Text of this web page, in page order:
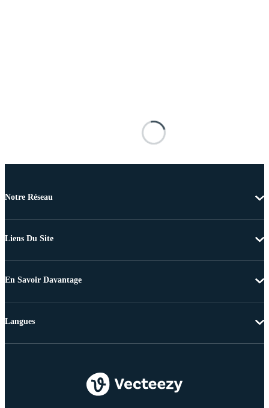
Notre Réseau
Liens Du Site
En Savoir Davantage
Langues